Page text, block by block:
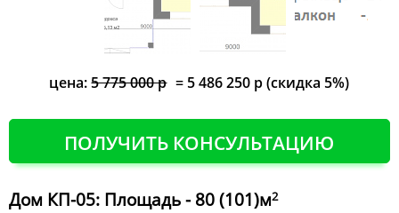
цена:5 775 000 р = 5 486 250 р (скидка 5%)
ПОЛУЧИТЬ КОНСУЛЬТАЦИЮ
Дом КП-05: Площадь - 80 (101)м2